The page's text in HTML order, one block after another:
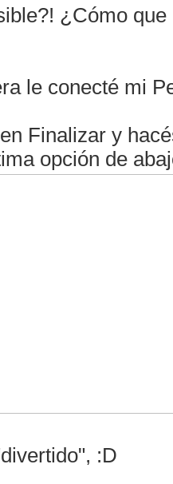
¿Cómo que
le conecté mi
Finalizar y
opción de
:D